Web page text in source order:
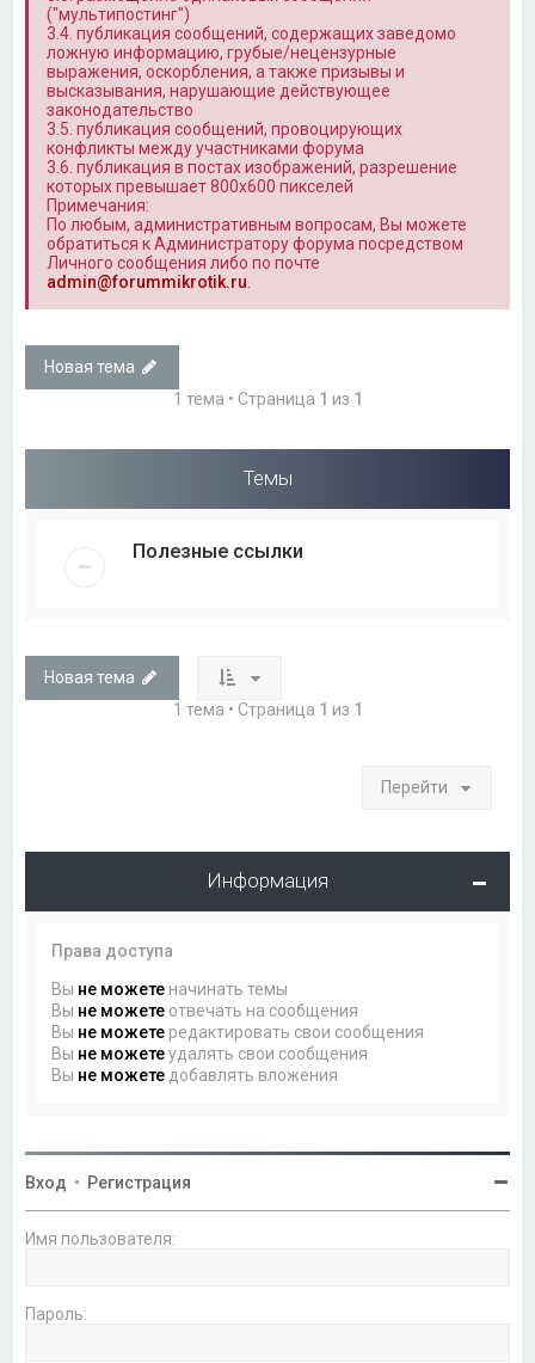
("мультипостинг")
3.4. публикация сообщений, содержащих заведомо
ложную информацию, грубые/нецензурные
выражения, оскорбления, а также призывы и
высказывания, нарушающие действующее
законодательство
3.5. публикация сообщений, провоцирующих
конфликты между участниками форума
3.6. публикация в постах изображений, разрешение
которых превышает 800x600 пикселей
Примечания:
По любым, административным вопросам, Вы можете
обратиться к Администратору форума посредством
Личного сообщения либо по почте
admin@forummikrotik.ru
Новая тема
1 тема • Страница 1 из 1
Темы
Полезные ссылки
Новая тема
1 тема • Страница 1 из 1
Перейти
Информация
Права доступа
Вы не можете начинать темы
Вы не можете отвечать на сообщения
Вы не можете редактировать свои сообщения
Вы не можетеудалять свои сообщения
Вы не можете добавлять вложения
Вход • Регистрация
Имя пользователя:
Пароль: